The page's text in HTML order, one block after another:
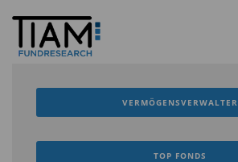
VERMÖGENSVERWALTER
TOP FONDS